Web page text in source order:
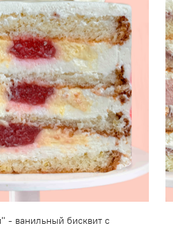
- ванильный бисквит с